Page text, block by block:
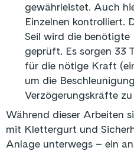
gewährleistet. Auch
Einzelnen kontrolliert.
Seil wird die
geprüft. Es sorgen 33
für die nötige Kraft
um die
Verzögerungskräfte
Während dieser Arbeiten
mit Klettergurt und
Anlage unterwegs – ein